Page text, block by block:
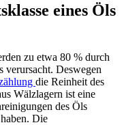
eines Öls
zu etwa 80 % durch
verursacht. Deswegen
die Reinheit des
Wälzlagern ist eine
des Öls
Die